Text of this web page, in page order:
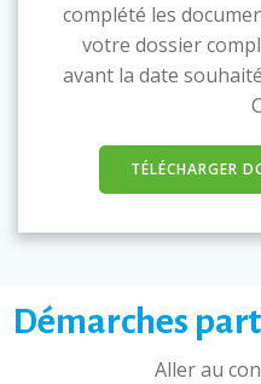
complété les
votre dossier
avant la date
TÉLÉCHARGER
Démarches
Aller au